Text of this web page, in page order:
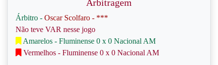
Arbitragem
Árbitro - Oscar Scolfaro - ***
Não teve VAR nesse jogo
Amarelos - Fluminense 0 x 0 Nacional AM
Vermelhos - Fluminense 0 x 0 Nacional AM